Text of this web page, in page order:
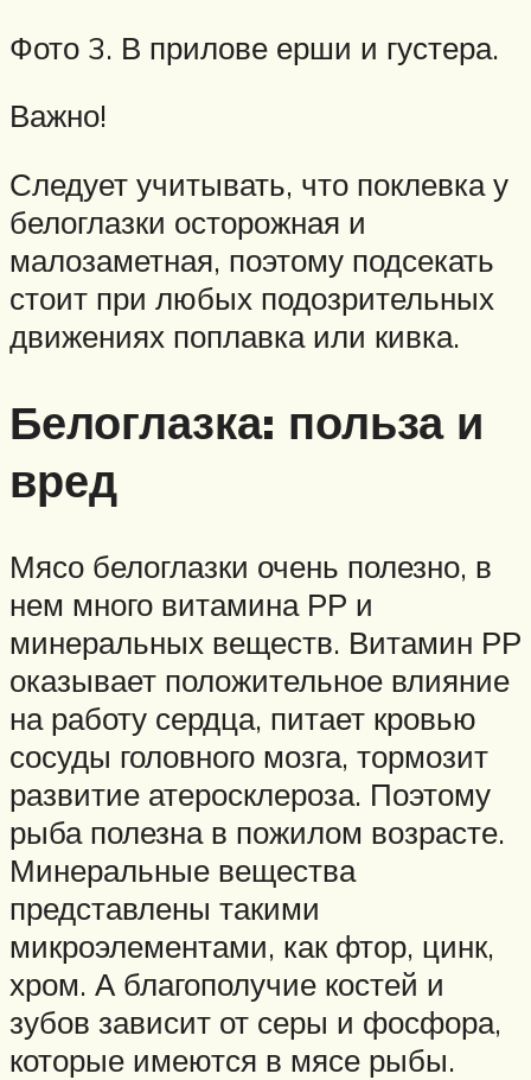
Фото 3. В прилове ерши и густера.
Важно!
Следует учитывать, что поклевка у
белоглазки осторожная и
малозаметная, поэтому подсекать
стоит при любых подозрительных
движениях поплавка или кивка.
Белоглазка: польза и
вред
Мясо белоглазки очень полезно, в
нем много витамина РР и
минеральных веществ. Витамин РР
оказывает положительное влияние
на работу сердца, питает кровью
сосуды головного мозга, тормозит
развитие атеросклероза. Поэтому
рыба полезна в пожилом возрасте.
Минеральные вещества
представлены такими
микроэлементами, как фтор, цинк,
хром. А благополучие костей и
зубов зависит от серы и фосфора,
которые имеются в мясе рыбы.